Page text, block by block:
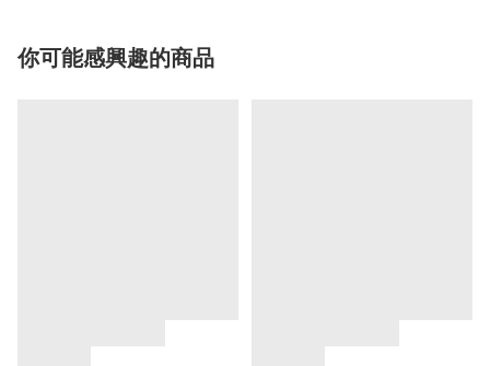
你可能感興趣的商品